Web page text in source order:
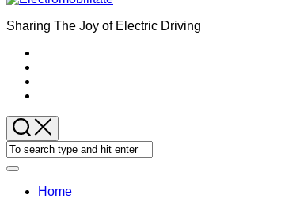
Sharing The Joy of Electric Driving
Expand
Home